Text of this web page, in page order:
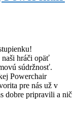
hráči opäť
súdržnosť.
Powerchair
pre nás už v
dobre pripravili a nič